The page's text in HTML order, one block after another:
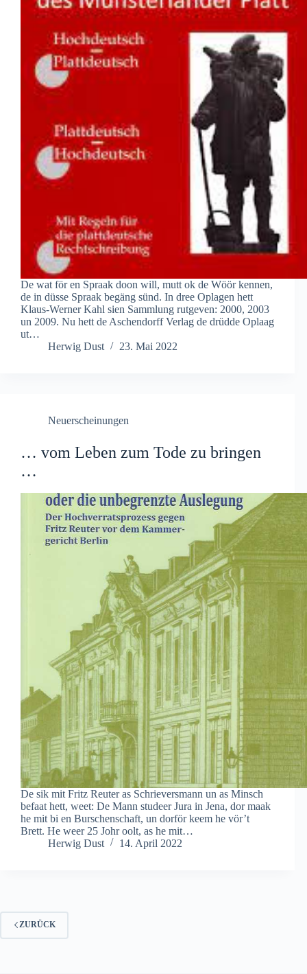
De wat för en Spraak doon will, mutt ok de Wöör kennen,
de in düsse Spraak begäng sünd. In dree Oplagen hett
Klaus-Werner Kahl sien Sammlung rutgeven: 2000, 2003
un 2009. Nu hett de Aschendorff Verlag de drüdde Oplaag
ut…
Herwig Dust
23. Mai 2022
Neuerscheinungen
… vom Leben zum Tode zu bringen
…
De sik mit Fritz Reuter as Schrieversmann un as Minsch
befaat hett, weet: De Mann studeer Jura in Jena, dor maak
he mit bi en Burschenschaft, un dorför keem he vör’t
Brett. He weer 25 Johr oolt, as he mit…
Herwig Dust
14. April 2022
ZURÜCK